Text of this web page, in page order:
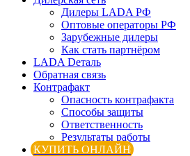
Дилеры LADA РФ
Оптовые операторы РФ
Зарубежные дилеры
Как стать партнёром
LADA Dеталь
Обратная связь
Контрафакт
Опасность контрафакта
Способы защиты
Ответственность
Результаты работы
КУПИТЬ ОНЛАЙН